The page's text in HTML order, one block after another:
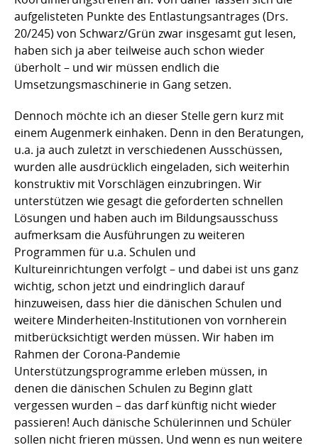
aufgelisteten Punkte des Entlastungsantrages (Drs.
20/245) von Schwarz/Grün zwar insgesamt gut lesen,
haben sich ja aber teilweise auch schon wieder
überholt – und wir müssen endlich die
Umsetzungsmaschinerie in Gang setzen.
Dennoch möchte ich an dieser Stelle gern kurz mit
einem Augenmerk einhaken. Denn in den Beratungen,
u.a. ja auch zuletzt in verschiedenen Ausschüssen,
wurden alle ausdrücklich eingeladen, sich weiterhin
konstruktiv mit Vorschlägen einzubringen. Wir
unterstützen wie gesagt die geforderten schnellen
Lösungen und haben auch im Bildungsausschuss
aufmerksam die Ausführungen zu weiteren
Programmen für u.a. Schulen und
Kultureinrichtungen verfolgt – und dabei ist uns ganz
wichtig, schon jetzt und eindringlich darauf
hinzuweisen, dass hier die dänischen Schulen und
weitere Minderheiten-Institutionen von vornherein
mitberücksichtigt werden müssen. Wir haben im
Rahmen der Corona-Pandemie
Unterstützungsprogramme erleben müssen, in
denen die dänischen Schulen zu Beginn glatt
vergessen wurden – das darf künftig nicht wieder
passieren! Auch dänische Schülerinnen und Schüler
sollen nicht frieren müssen. Und wenn es nun weitere